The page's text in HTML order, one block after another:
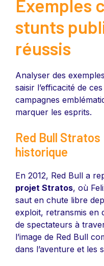
Exemples
stunts
réussis
Analyser des
saisir l’efficacité de
campagnes
marquer les esprits.
Red Bull
historique
En 2012, Red Bull a
projet Stratos, où
saut en chute libre
exploit, retransmis en
de spectateurs à
l’image de Red Bull
dans l’aventure et les